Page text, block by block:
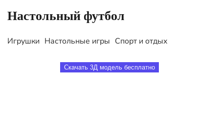
Настольный футбол
Игрушки Настольные игры Спорт и отдых
Скачать 3Д модель бесплатно